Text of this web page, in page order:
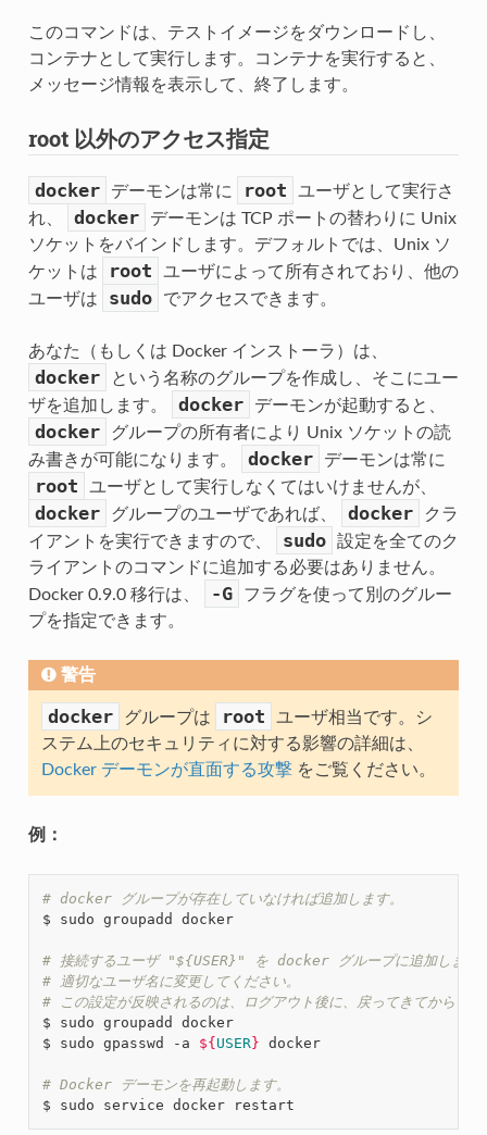
このコマンドは、テストイメージをダウンロードし、
コンテナとして実行します。コンテナを実行すると、
メッセージ情報を表示して、終了します。
root 以外のアクセス指定
docker デーモンは常に root
ユーザとして実行さ
れ、
docker
デーモンは TCP ポートの替わりに Unix
ソケットをバインドします。デフォルトでは、Unix ソ
ケットは
root
ユーザによって所有されており、他の
ユーザは
sudo でアクセスできます。
あなた（もしくは Docker インストーラ）は、
docker
という名称のグループを作成し、そこにユー
ザを追加します。
docker デーモンが起動すると、
docker
グループの所有者により Unix ソケットの読
み書きが可能になります。
docker デーモンは常に
root ユーザとして実行しなくてはいけませんが、
docker グループのユーザであれば、 docker
クラ
イアントを実行できますので、
sudo
設定を全てのク
ライアントのコマンドに追加する必要はありません。
Docker 0.9.0 移行は、
-G
フラグを使って別のグルー
プを指定できます。
警告
docker グループは root
ユーザ相当です。シ
ステム上のセキュリティに対する影響の詳細は、
Docker デーモンが直面する攻撃をご覧ください。
例：
# docker グループが存在していなければ追加します。
$ sudo groupadd docker
# 接続するユーザ "${USER}" を docker グループに追加します
# 適切なユーザ名に変更してください。
# この設定が反映されるのは、ログアウト後に、戻ってきてからです
$ sudo groupadd docker
$ sudo gpasswd -a ${ USER} docker
# Docker デーモンを再起動します。